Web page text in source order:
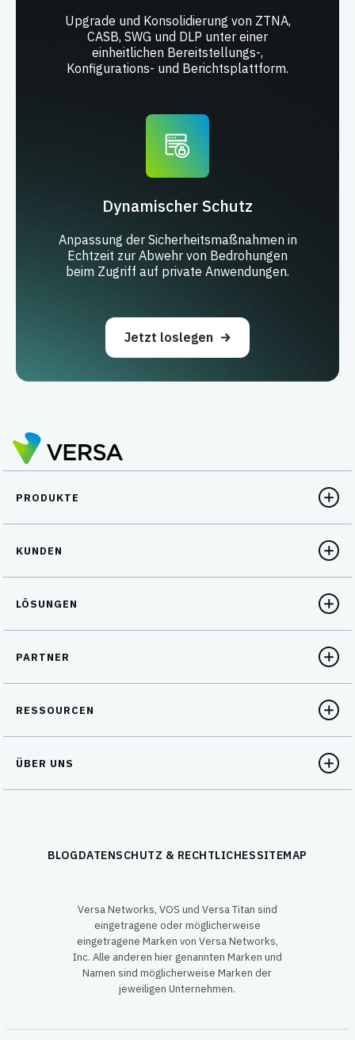
Upgrade und Konsolidierung von ZTNA,
CASB, SWG und DLP unter einer
einheitlichen Bereitstellungs-,
Konfigurations- und Berichtsplattform.
Dynamischer Schutz
Anpassung der Sicherheitsmaßnahmen in
Echtzeit zur Abwehr von Bedrohungen
beim Zugriff auf private Anwendungen.
Jetzt loslegen
PRODUKTE
KUNDEN
LÖSUNGEN
PARTNER
RESSOURCEN
ÜBER UNS
BLOGDATENSCHUTZ & RECHTLICHESSITEMAP
Versa Networks, VOS und Versa Titan sind
eingetragene oder möglicherweise
eingetragene Marken von Versa Networks,
Inc. Alle anderen hier genannten Marken und
Namen sind möglicherweise Marken der
jeweiligen Unternehmen.